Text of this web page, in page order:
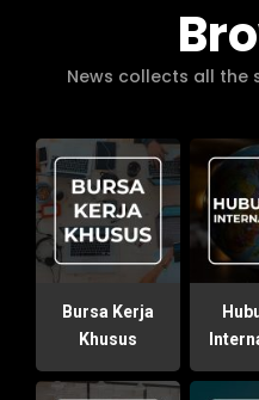
News collects all the
Bursa Kerja
Khusus